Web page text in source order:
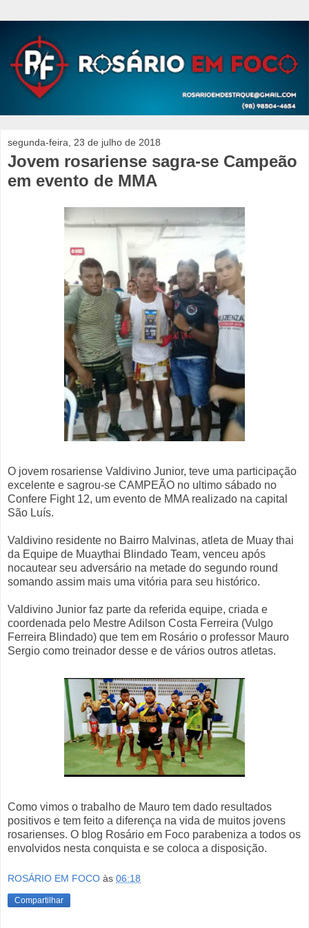
segunda-feira, 23 de julho de 2018
Jovem rosariense sagra-se Campeão
em evento de MMA
O jovem rosariense Valdivino Junior, teve uma participação
excelente e sagrou-se CAMPEÃO no ultimo sábado no
Confere Fight 12, um evento de MMA realizado na capital
São Luís.
Valdivino residente no Bairro Malvinas, atleta de Muay thai
da Equipe de Muaythai Blindado Team, venceu após
nocautear seu adversário na metade do segundo round
somando assim mais uma vitória para seu histórico.
Valdivino Junior faz parte da referida equipe, criada e
coordenada pelo Mestre Adilson Costa Ferreira (Vulgo
Ferreira Blindado) que tem em Rosário o professor Mauro
Sergio como treinador desse e de vários outros atletas.
Como vimos o trabalho de Mauro tem dado resultados
positivos e tem feito a diferença na vida de muitos jovens
rosarienses. O blog Rosário em Foco parabeniza a todos os
envolvidos nesta conquista e se coloca a disposição.
ROSÁRIO EM FOCO às 06:18
Compartilhar